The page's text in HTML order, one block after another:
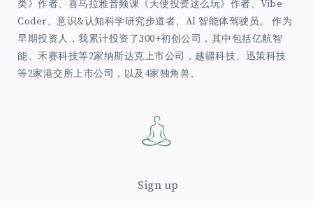
类》作者、喜马拉雅音频课《天使投资这么玩》作者、Vibe
Coder、意识&认知科学研究步道者、AI 智能体驾驶员。 作为
早期投资人，我累计投资了300+初创公司，其中包括亿航智
能、禾赛科技等2家纳斯达克上市公司，越疆科技、迅策科技
等2家港交所上市公司，以及4家独角兽。
Sign up